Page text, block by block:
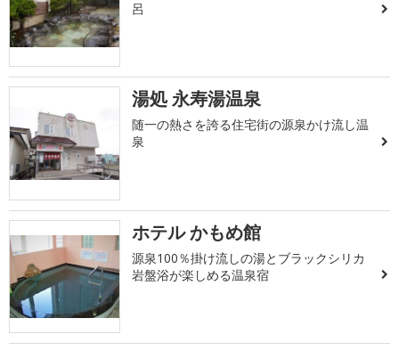
呂
湯処 永寿湯温泉
随一の熱さを誇る住宅街の源泉かけ流し温
泉
ホテル かもめ館
源泉100％掛け流しの湯とブラックシリカ
岩盤浴が楽しめる温泉宿